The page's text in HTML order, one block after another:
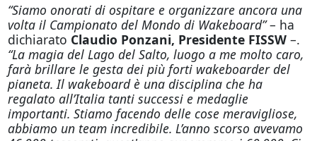
“Siamo onorati di ospitare e organizzare ancora una
volta il Campionato del Mondo di Wakeboard”– ha
dichiarato Claudio Ponzani, Presidente FISSW–.
“La magia del Lago del Salto, luogo a me molto caro,
farà brillare le gesta dei più forti wakeboarder del
pianeta. Il wakeboard è una disciplina che ha
regalato all’Italia tanti successi e medaglie
importanti. Stiamo facendo delle cose meravigliose,
abbiamo un team incredibile. L’anno scorso avevamo